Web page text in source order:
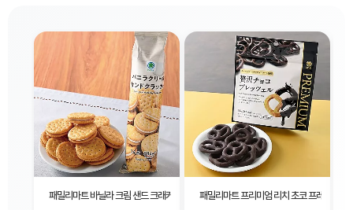
패밀리마트 바닐라 크림 샌드 크래커 14개입패밀리마트 프리미엄 리치 초코 프레첼 49g